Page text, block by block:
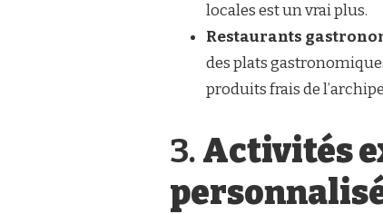
locales est un vrai plus.
Restaurants
des plats
produits frais de
3. Activités